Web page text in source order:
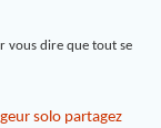
vous dire que tout se
solo partagez